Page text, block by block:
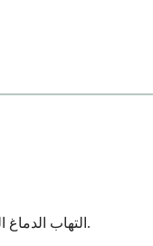
التهاب الدماغ الهربسي (عدوى الدماغ) هو أخطر مضاعفات لدى البالغين - يبلغ معدل الوفيات فيه 70 بالمائة إذا لم يتم علاجه، ولكنه يستجيب جيدًا للعوامل المضادة للفيروسات عند اكتشافه مبكرًا.